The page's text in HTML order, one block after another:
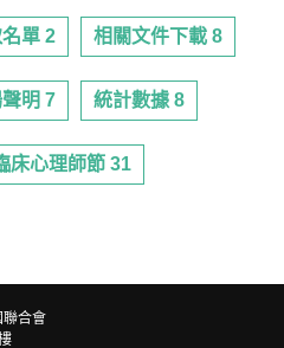
單 2 相關文件下載 8
明 7 統計數據 8
床心理師節 31
合會